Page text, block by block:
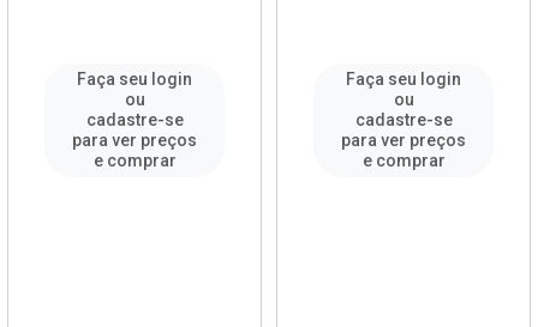
Faça seu login
ou
cadastre-se
para ver preços
e comprar
Faça seu login
ou
cadastre-se
para ver preços
e comprar